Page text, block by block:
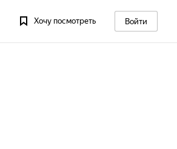
Хочу посмотреть Войти